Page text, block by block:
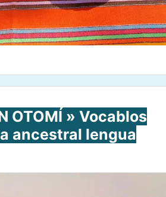
OTOMÍ » Vocablos
ancestral lengua